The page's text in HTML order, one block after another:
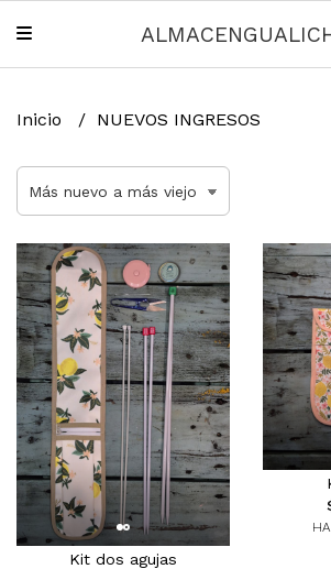
Inicio NUEVOS INGRESOS
Kit dos agujas